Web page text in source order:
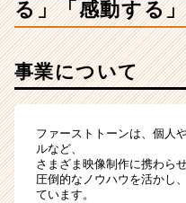
制
作
せ
「感
じ
る」
る」「感動する
事業について
ファーストトーンは、個人
ルなど、
さまざま映像制作に携わら
圧倒的なノウハウを活かし
ています。